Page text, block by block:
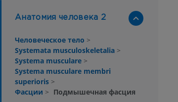
Анатомия человека 2
Человеческое тело >
Systemata musculoskeletalia >
Systema musculare >
Systema musculare membri
superioris >
Фасции > Подмышечная фасция